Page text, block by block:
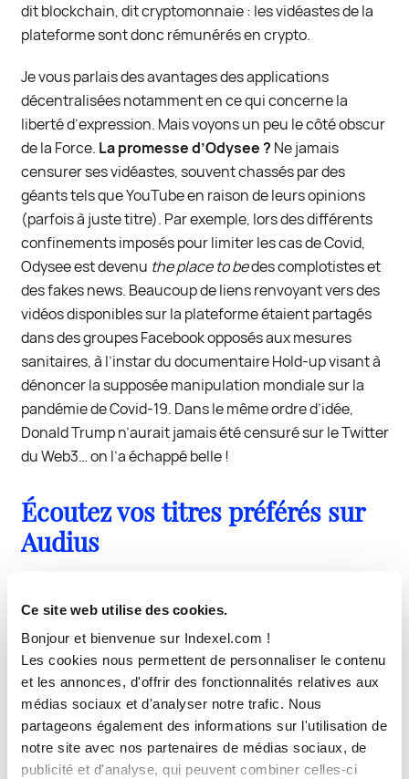
Ce site web utilise des cookies.
Bonjour et bienvenue sur Indexel.com !
Les cookies nous permettent de personnaliser le contenu
et les annonces, d'offrir des fonctionnalités relatives aux
médias sociaux et d'analyser notre trafic. Nous
partageons également des informations sur l'utilisation de
notre site avec nos partenaires de médias sociaux, de
publicité et d'analyse, qui peuvent combiner celles-ci
dit blockchain, dit cryptomonnaie : les vidéastes de la
plateforme sont donc rémunérés en crypto.
Je vous parlais des avantages des applications
décentralisées notamment en ce qui concerne la
liberté d’expression. Mais voyons un peu le côté obscur
de la Force. La promesse d’Odysee ? Ne jamais
censurer ses vidéastes, souvent chassés par des
géants tels que YouTube en raison de leurs opinions
(parfois à juste titre). Par exemple, lors des différents
confinements imposés pour limiter les cas de Covid,
Odysee est devenu the place to bedes complotistes et
des fakes news. Beaucoup de liens renvoyant vers des
vidéos disponibles sur la plateforme étaient partagés
dans des groupes Facebook opposés aux mesures
sanitaires, à l’instar du documentaire Hold-up visant à
dénoncer la supposée manipulation mondiale sur la
pandémie de Covid-19. Dans le même ordre d’idée,
Donald Trump n’aurait jamais été censuré sur le Twitter
du Web3… on l’a échappé belle !
Écoutez vos titres préférés sur
Audius
Soundcloud… un petit nouveau sur le marché du
streaming musical a fait son entrée en 2018 :
Application totalement décentralisée, elle présente les
mêmes avantages que son acolyte Odysee :
fonctionnalités en tous points similaires à une
application web 2.0, design moderne et épuré,
hébergement fragmenté, sécurisation des données,